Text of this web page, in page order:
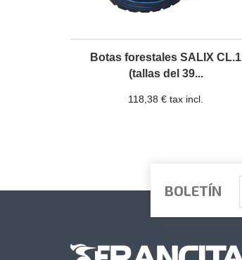
Botas forestales SALIX CL.1
(tallas del 39...
118,38 € tax incl.
BOLETÍN